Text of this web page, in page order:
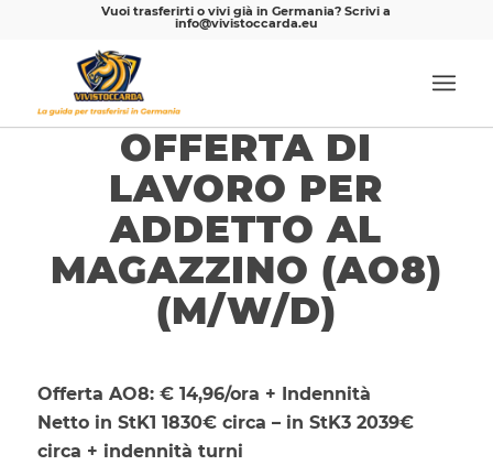
Vuoi trasferirti o vivi già in Germania? Scrivi a
info@vivistoccarda.eu
OFFERTA DI
LAVORO PER
ADDETTO AL
MAGAZZINO (AO8)
(M/W/D)
Offerta AO8: € 14,96/ora + Indennità
Netto in StK1 1830€ circa – in StK3 2039€
circa + indennità turni